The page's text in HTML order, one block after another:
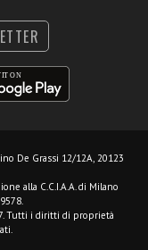
De Grassi 12/12A, 20123
alla C.C.I.A.A. di Milano
Tutti i diritti di proprietà